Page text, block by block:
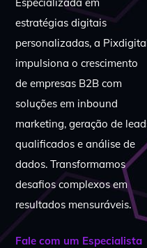
Especializada em
estratégias digitais
personalizadas, a
impulsiona o crescimento
de empresas B2B com
soluções em inbound
marketing, geração de
qualificados e análise de
dados. Transformamos
desafios complexos em
resultados mensuráveis.
Fale com um Especialista